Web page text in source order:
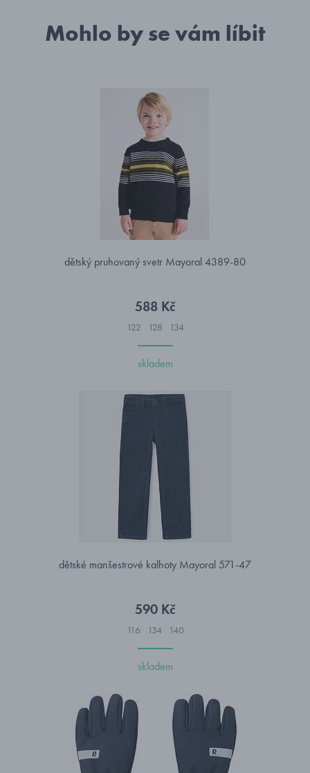
Mohlo by se vám líbit
dětský pruhovaný svetr Mayoral 4389-80
588 Kč
122 128 134
skladem
dětské manšestrové kalhoty Mayoral 571-47
590 Kč
116 134 140
skladem